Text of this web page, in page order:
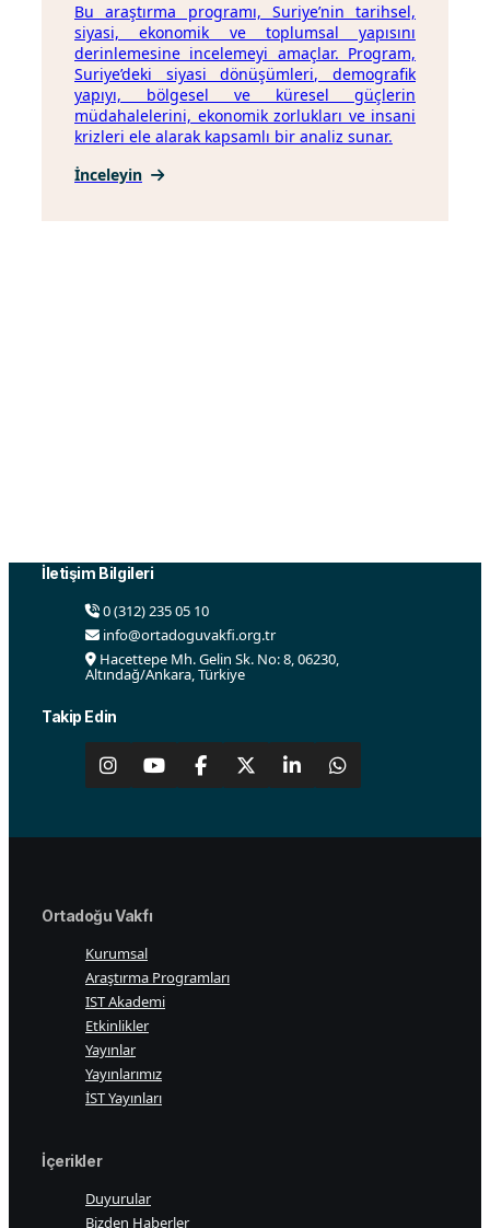
Bu araştırma programı, Suriye’nin tarihsel,
siyasi, ekonomik ve toplumsal yapısını
derinlemesine incelemeyi amaçlar. Program,
Suriye’deki siyasi dönüşümleri, demografik
yapıyı, bölgesel ve küresel güçlerin
müdahalelerini, ekonomik zorlukları ve insani
krizleri ele alarak kapsamlı bir analiz sunar.
İnceleyin
İletişim Bilgileri
0 (312) 235 05 10
info@ortadoguvakfi.org.tr
Hacettepe Mh. Gelin Sk. No: 8, 06230,
Altındağ/Ankara, Türkiye
Takip Edin
Ortadoğu Vakfı
Kurumsal
Araştırma Programları
IST Akademi
Etkinlikler
Yayınlar
Yayınlarımız
İST Yayınları
İçerikler
Duyurular
Bizden Haberler